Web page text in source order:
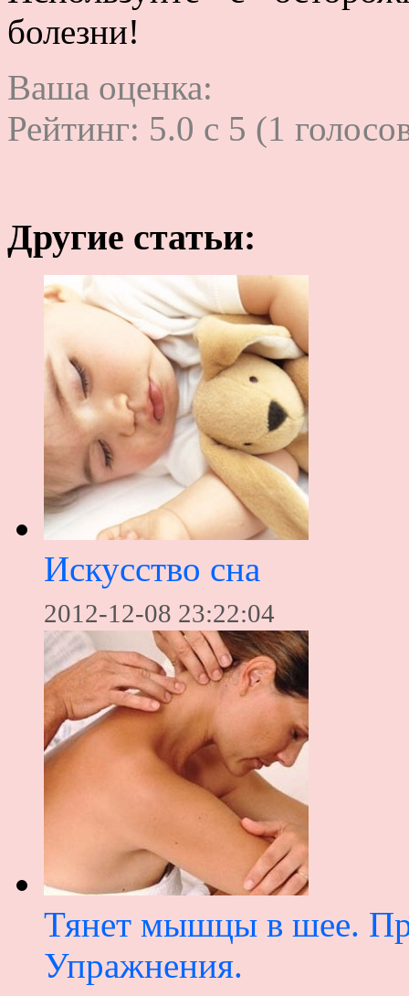
болезни!
Ваша оценка:
Рейтинг: 5.0 c 5 (1
Другие статьи:
Искусство сна
2012-12-08 23:22:04
Тянет мышцы в шее.
Упражнения.